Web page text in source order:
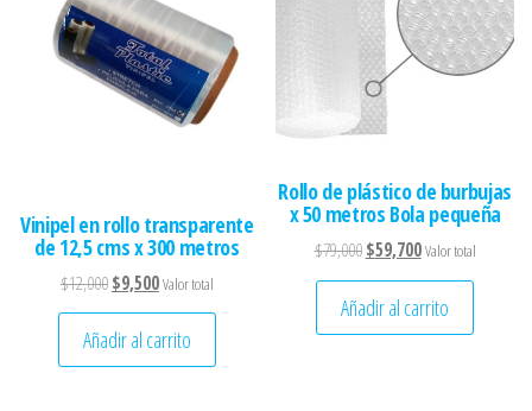
Vinipel en rollo transparente
de 12,5 cms x 300 metros
$12,000El precio original era: $12,000.
$9,500El precio actual es: $9,500.
Valor total
Añadir al carrito
Rollo de plástico de burbujas
x 50 metros Bola pequeña
$79,000 El precio original era:
$59,700El precio actual
Valor total
Añadir al carrito